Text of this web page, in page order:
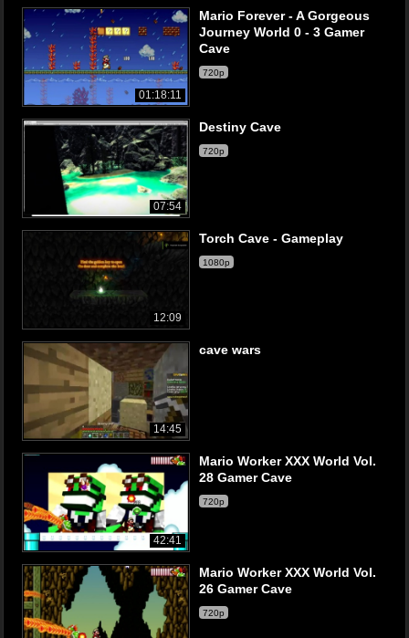
01:18:11
Mario Forever - A Gorgeous
Journey World 0 - 3 Gamer
Cave
720p
07:54
Destiny Cave
720p
12:09
Torch Cave - Gameplay
1080p
14:45
cave wars
42:41
Mario Worker XXX World Vol.
28 Gamer Cave
720p
Mario Worker XXX World Vol.
26 Gamer Cave
720p